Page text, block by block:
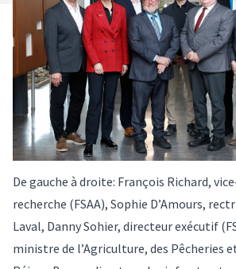
De gauche à droite: François Richard,
recherche (FSAA), Sophie D’Amours,
Laval, Danny Sohier, directeur exécutif
ministre de l’Agriculture, des Pêcheries